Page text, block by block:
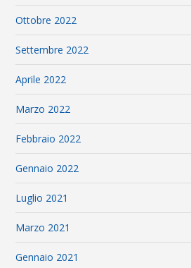
Ottobre 2022
Settembre 2022
Aprile 2022
Marzo 2022
Febbraio 2022
Gennaio 2022
Luglio 2021
Marzo 2021
Gennaio 2021